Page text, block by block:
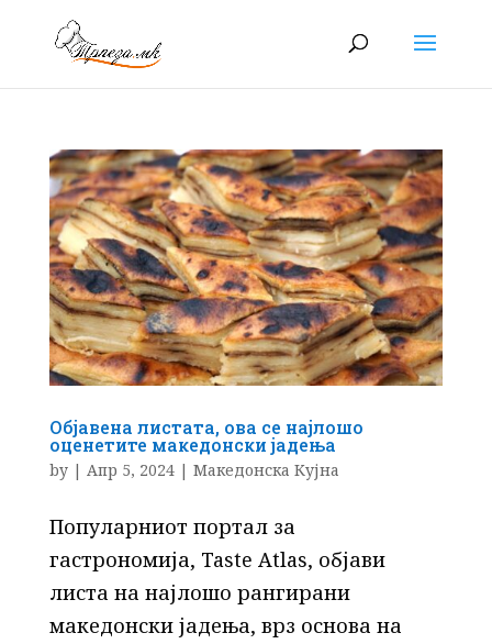
Објавена листата, ова се најлошо
оценетите македонски јадења
by | Апр 5, 2024| Македонска Кујна
Популарниот портал за
гастрономија, Taste Atlas, објави
листа на најлошо рангирани
македонски јадења, врз основа на